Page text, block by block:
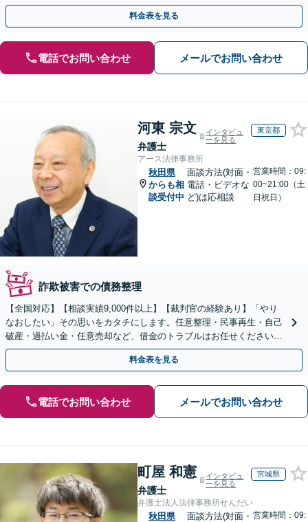
まず、お気軽にご相談ください。【電話相談可】
料金表を見る
電話でお問い合わせ メールでお問い合わせ
河東 宗文
弁護士
インタビュ
ーを見る
東京都
アース法律事務所
秋田県
からも相
談受付中
面談方法(対面・
電話・ビデオな
ど)は応相談
営業時間：09:
00~21:00（土
日祝日）
詐欺被害での債務整理
【全国対応】【相談実績9,000件以上】【裁判官の経験あり】「やり
なおしたい」その思いをカタチにします。任意整理・民事再生・自己
破産・過払い金・任意売却など、借金のトラブルはお任せください。
【初回相談無料】【全国対応可能】
料金表を見る
電話でお問い合わせ メールでお問い合わせ
町屋 和憲
弁護士
インタビュ
ーを見る
宮城県
弁護士法人法律事務所せんだい
秋田県
面談方法(対面・ 営業時間：09: